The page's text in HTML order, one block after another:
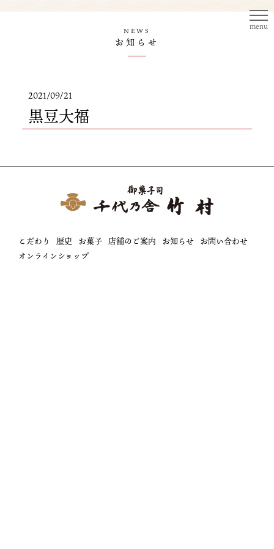
menu
NEWS
お知らせ
2021/09/21
黒豆大福
こだわり 歴史 お菓子 店舗のご案内 お知らせ お問い合わせ
オンラインショップ